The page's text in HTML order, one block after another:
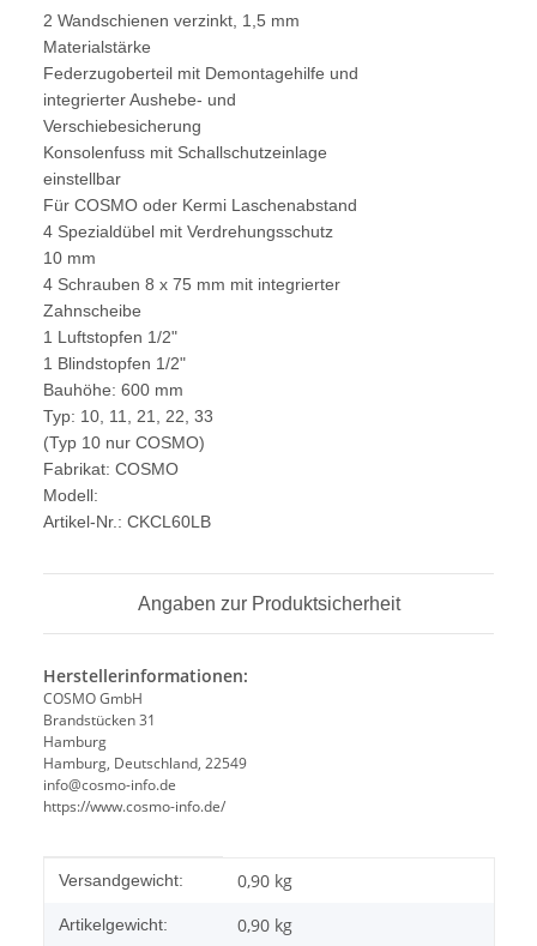
2 Wandschienen verzinkt, 1,5 mm
Materialstärke
Federzugoberteil mit Demontagehilfe und
integrierter Aushebe- und
Verschiebesicherung
Konsolenfuss mit Schallschutzeinlage
einstellbar
Für COSMO oder Kermi Laschenabstand
4 Spezialdübel mit Verdrehungsschutz
10 mm
4 Schrauben 8 x 75 mm mit integrierter
Zahnscheibe
1 Luftstopfen 1/2"
1 Blindstopfen 1/2"
Bauhöhe: 600 mm
Typ: 10, 11, 21, 22, 33
(Typ 10 nur COSMO)
Fabrikat: COSMO
Modell:
Artikel-Nr.: CKCL60LB
Angaben zur Produktsicherheit
Herstellerinformationen:
COSMO GmbH
Brandstücken 31
Hamburg
Hamburg, Deutschland, 22549
info@cosmo-info.de
https://www.cosmo-info.de/
Produkteigenschaft
Wert
Versandgewicht: 0,90 kg
Artikelgewicht: 0,90 kg